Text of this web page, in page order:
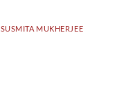
SUSMITA MUKHERJEE